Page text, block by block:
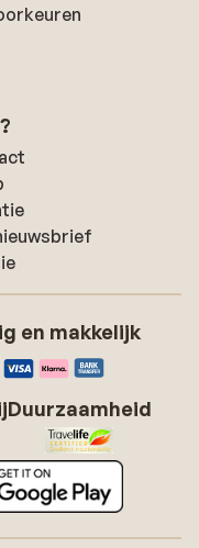
en makkelijk
Duurzaamheid